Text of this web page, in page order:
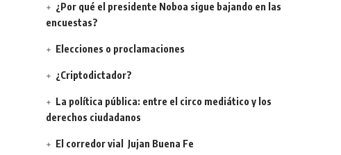
¿Por qué el presidente Noboa sigue bajando en las
encuestas?
Elecciones o proclamaciones
¿Criptodictador?
La política pública: entre el circo mediático y los
derechos ciudadanos
El corredor vial Jujan Buena Fe